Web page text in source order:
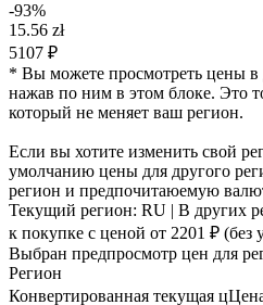
-93%
15.56 zł
5107 ₽
* Вы можете просмотреть цены в
нажав по ним в этом блоке. Это
который не меняет ваш регион.
Если вы хотите изменить свой
умолчанию цены для другого
регион и предпочитаюемую
Текущий регион: RU | В других
к покупке с ценой от 2201 ₽ (без
Выбран предпросмотр цен для
Регион
Конвертированная текущая цЦ